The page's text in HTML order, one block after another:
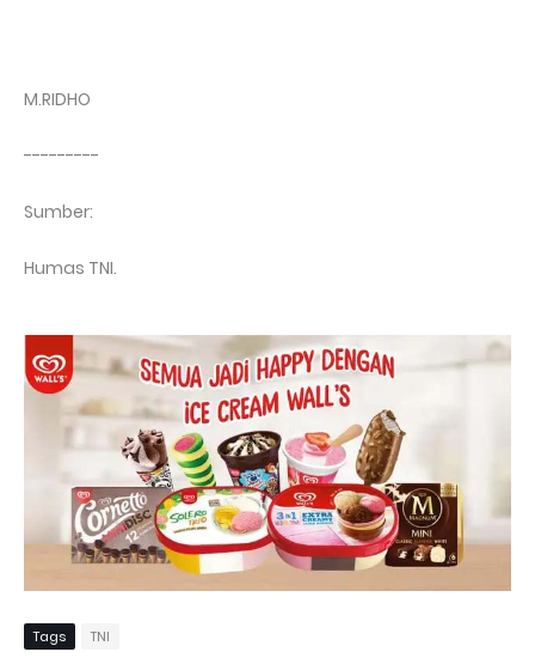
M.RIDHO
---------
Sumber:
Humas TNI.
Tags TNI